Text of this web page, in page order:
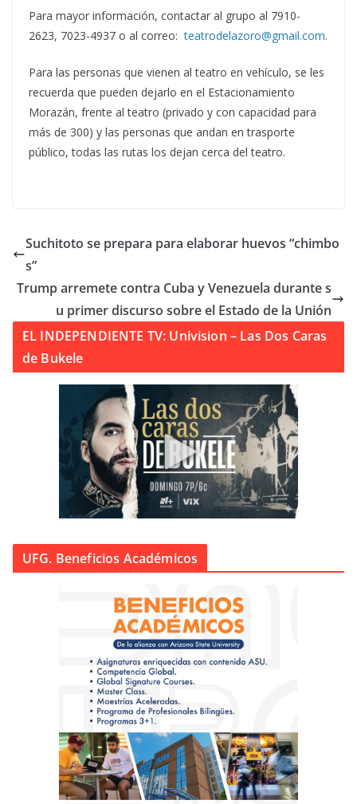
Para mayor información, contactar al grupo al 7910-
2623, 7023-4937 o al correo:teatrodelazoro@gmail.com.
Para las personas que vienen al teatro en vehículo, se les
recuerda que pueden dejarlo en el Estacionamiento
Morazán, frente al teatro (privado y con capacidad para
más de 300) y las personas que andan en trasporte
público, todas las rutas los dejan cerca del teatro.
Suchitoto se prepara para elaborar huevos “chimbo
s”
Trump arremete contra Cuba y Venezuela durante s
u primer discurso sobre el Estado de la Unión
EL INDEPENDIENTE TV: Univision – Las Dos Caras
de Bukele
UFG. Beneficios Académicos